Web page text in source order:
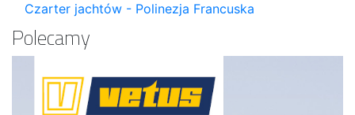
Czarter jachtów - Polinezja Francuska
Polecamy